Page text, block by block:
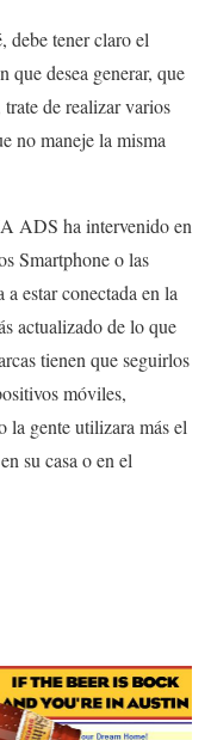
debe tener claro el
que desea generar, que
de realizar varios
no maneje la misma
ADS ha intervenido en
Smartphone o las
estar conectada en la
actualizado de lo que
tienen que seguirlos
móviles,
la gente utilizara más el
su casa o en el